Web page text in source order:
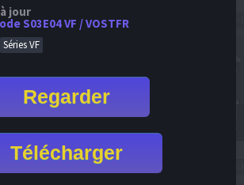
jour
S03E04 VF / VOSTFR
Séries VF
Regarder
Télécharger